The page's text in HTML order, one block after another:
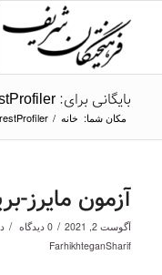
بایگانی برای: InterestProfiler
مکان شما: خانه /
آزمون مایرز-
آگوست 2, 2021 / 0 دیدگاه /
FarhikhteganSharif